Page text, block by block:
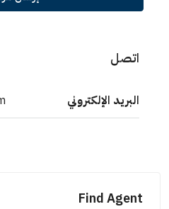
اتصل
البريد الإلكتروني
Find Agent